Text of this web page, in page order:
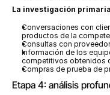
La investigación primaria
Conversaciones con
productos de la
Consultas con
Información de los
competitivos obtenidos
Compras de prueba de
Etapa 4: análisis